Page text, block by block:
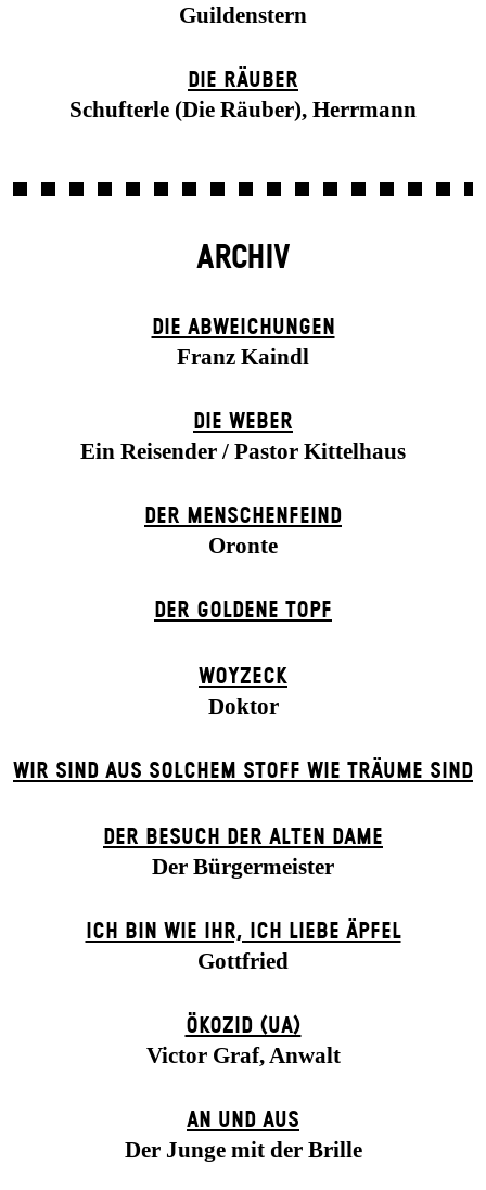
Guildenstern
DIE RÄUBER
Schufterle (Die Räuber), Herrmann
ARCHIV
DIE ABWEICHUNGEN
Franz Kaindl
DIE WEBER
Ein Reisender / Pastor Kittelhaus
DER MENSCHENFEIND
Oronte
DER GOLDENE TOPF
WOYZECK
Doktor
WIR SIND AUS SOLCHEM STOFF WIE TRÄUME SIND
DER BE­SUCH DER ALT­EN DA­ME
Der Bürgermeister
ICH BIN WIE IHR, ICH LIEBE ÄPFEL
Gottfried
ÖKOZID (UA)
Victor Graf, Anwalt
AN UND AUS
Der Junge mit der Brille